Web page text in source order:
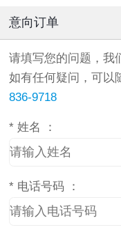
意向订单
请填写您的问题，我
如有任何疑问，可以
836-9718
* 姓名 ：
* 电话号码 ：